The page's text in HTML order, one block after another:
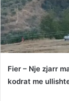
Fier – Nje zjarr
kodrat me